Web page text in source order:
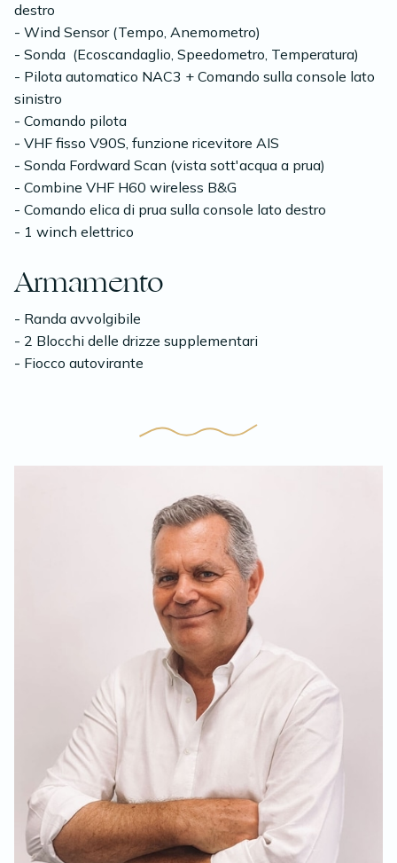
destro
- Wind Sensor (Tempo, Anemometro)
- Sonda (Ecoscandaglio, Speedometro, Temperatura)
- Pilota automatico NAC3 + Comando sulla console lato
sinistro
- Comando pilota
- VHF fisso V90S, funzione ricevitore AIS
- Sonda Fordward Scan (vista sott'acqua a prua)
- Combine VHF H60 wireless B&G
- Comando elica di prua sulla console lato destro
- 1 winch elettrico
Armamento
- Randa avvolgibile
- 2 Blocchi delle drizze supplementari
- Fiocco autovirante